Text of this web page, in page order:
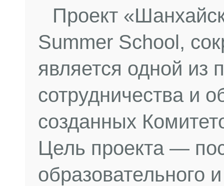
Проект
Summer School,
является одной из
сотрудничества и
созданных
Цель проекта —
образовательного